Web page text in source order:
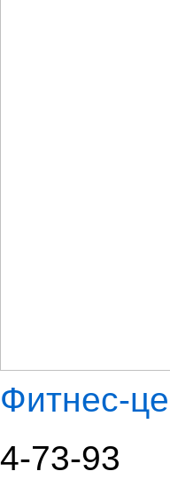
Фитнес-
4-73-93